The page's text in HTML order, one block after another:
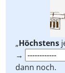
„Höchstens
→
dann noch.